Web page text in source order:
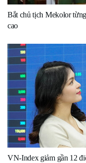
Bắt chủ tịch Mekolor
cao
VN-Index giảm gần 12